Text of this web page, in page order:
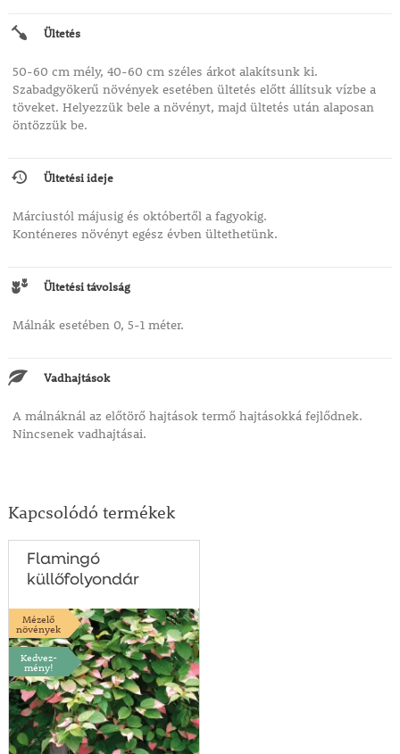
Ültetés
50-60 cm mély, 40-60 cm széles árkot alakítsunk ki.
Szabadgyökerű növények esetében ültetés előtt állítsuk vízbe a
töveket. Helyezzük bele a növényt, majd ültetés után alaposan
öntözzük be.
Ültetési ideje
Márciustól májusig és októbertől a fagyokig.
Konténeres növényt egész évben ültethetünk.
Ültetési távolság
Málnák esetében 0, 5-1 méter.
Vadhajtások
A málnáknál az előtörő hajtások termő hajtásokká fejlődnek.
Nincsenek vadhajtásai.
Kapcsolódó termékek
Flamingó
küllőfolyondár
Mézelő
növények
Kedvez-
mény!